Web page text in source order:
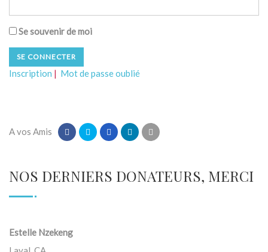
Se souvenir de moi
Inscription | Mot de passe oublié
A vos Amis
NOS DERNIERS DONATEURS, MERCI
Estelle Nzekeng